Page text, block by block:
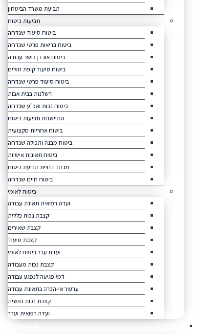
תביעת משרד הביטחון
תביעות ביטוח
ביטוח סיעוד שנדחה
ביטוח בריאות פרטי שנדחה
ביטוח אובדן כושר עבודה
ביטוח סיעוד קופת חולים
ביטוח סיעוד פרטי שנדחה
רשלנות בבית אבות
ביטוח נכות ואכ"ע שנדחה
התיישנות תביעות ביטוח
ביטוח אחריות מקצועית
ביטוח מבנה ותכולה שנדחה
ביטוח תאונות אישיות
מכתב דחיית תביעת ביטוח
ביטוח חיים שנדחה
ביטוח לאומי
ועדה רפואית תאונת עבודה
קצבת נכות כללית
קצבת שאירים
קצבת סיעוד
ועדת ערר ביטוח לאומי
קצבת נכות מעבודה
דמי פגיעה לנפגע עבודה
ערעור אי-הכרה בתאונת עבודה
קצבת נכות נפשית
ועדה רפואית וערר
הנבחרת